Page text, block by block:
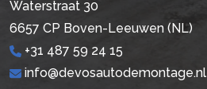
Waterstraat 30
6657 CP Boven-Leeuwen (NL)
+31 487 59 24 15
info@devosautodemontage.nl